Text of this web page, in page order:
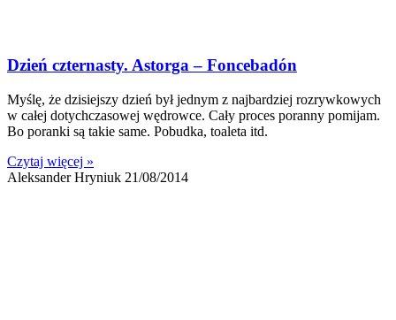
Dzień czternasty. Astorga – Foncebadón
Myślę, że dzisiejszy dzień był jednym z najbardziej rozrywkowych
w całej dotychczasowej wędrowce. Cały proces poranny pomijam.
Bo poranki są takie same. Pobudka, toaleta itd.
Czytaj więcej »
Aleksander Hryniuk 21/08/2014